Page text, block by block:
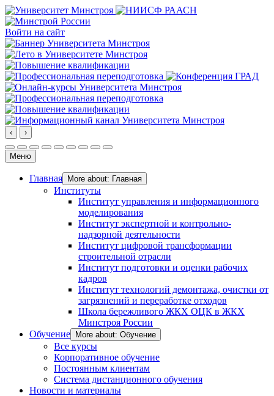
Войти на сайт
‹ ›
Меню
Главная More about: Главная
Институты
Институт управления и информационного
моделирования
Институт экспертной и контрольно-
надзорной деятельности
Институт цифровой трансформации
строительной отрасли
Институт подготовки и оценки рабочих
кадров
Институт технологий демонтажа, очистки от
загрязнений и переработке отходов
Школа бережливого ЖКХ ОЦК в ЖКХ
Минстроя России
Обучение
More about: Обучение
Все курсы
Корпоративное обучение
Постоянным клиентам
Система дистанционного обучения
Новости и материалы